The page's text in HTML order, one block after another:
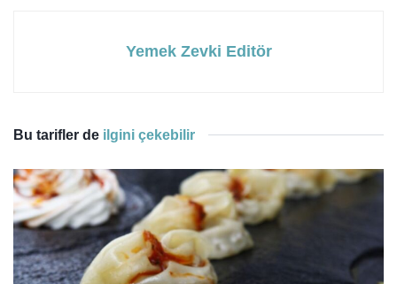
Yemek Zevki Editör
Bu tarifler de ilgini çekebilir